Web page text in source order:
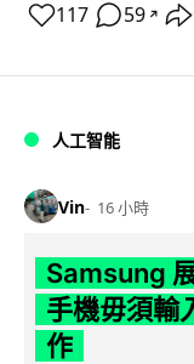
117 59 ↗
人工智能
Vin 16 小時
Samsung
手機毋須輸
作